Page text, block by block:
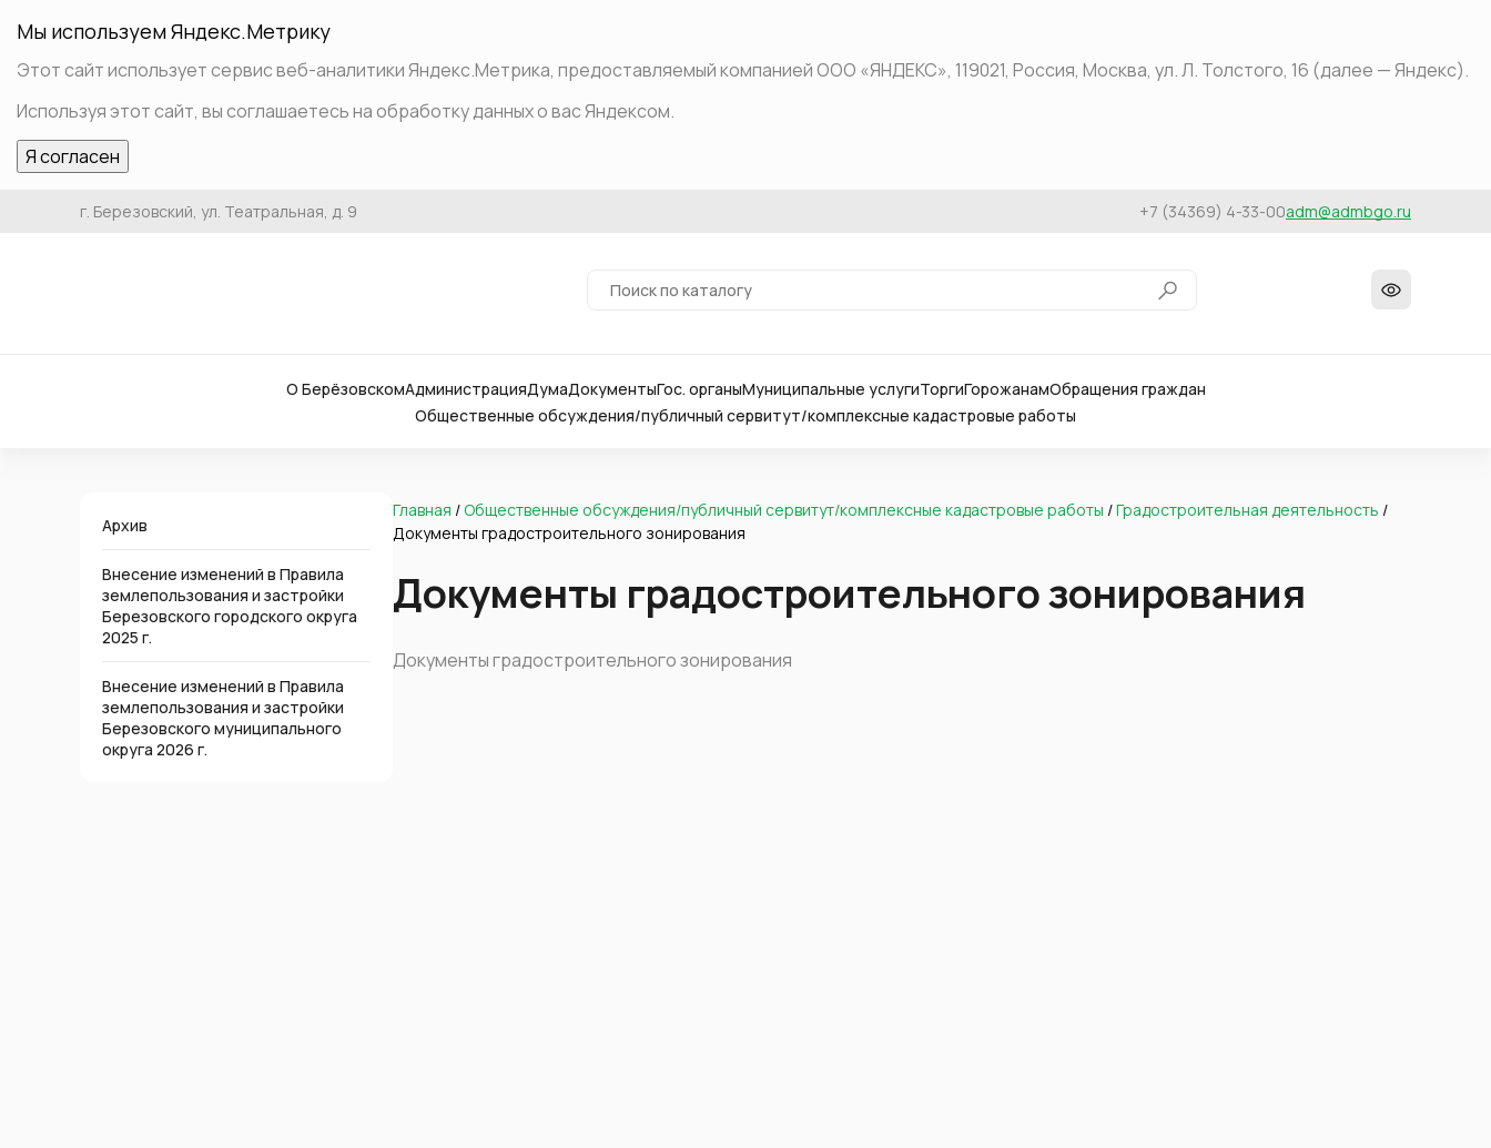
Мы используем Яндекс.Метрику
Этот сайт использует сервис веб-аналитики Яндекс.Метрика, предоставляемый компанией ООО «ЯНДЕКС», 119021, Россия, Москва, ул. Л. Толстого, 16 (далее — Яндекс).
Используя этот сайт, вы соглашаетесь на обработку данных о вас Яндексом.
Я согласен
г. Березовский, ул. Театральная, д. 9 +7 (34369) 4-33-00adm@admbgo.ru
О БерёзовскомАдминистрацияДумаДокументыГос. органыМуниципальные услугиТоргиГорожанамОбращения граждан
Общественные обсуждения/публичный сервитут/комплексные кадастровые работы
Архив
Внесение изменений в Правила
землепользования и застройки
Березовского городского округа
2025 г.
Внесение изменений в Правила
землепользования и застройки
Березовского муниципального
округа 2026 г.
Главная /Общественные обсуждения/публичный сервитут/комплексные кадастровые работы /Градостроительная деятельность /
Документы градостроительного зонирования
Документы градостроительного зонирования
Документы градостроительного зонирования